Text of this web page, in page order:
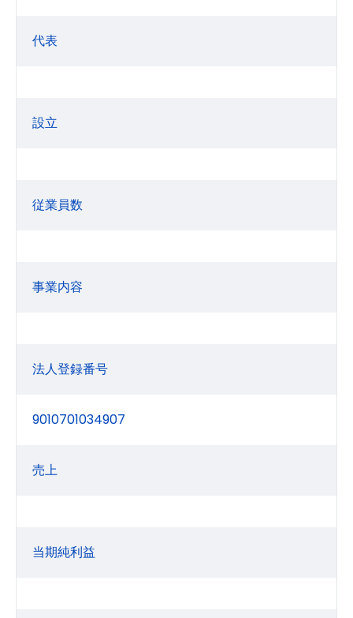
代表
設立
従業員数
事業内容
法人登録番号
9010701034907
売上
当期純利益